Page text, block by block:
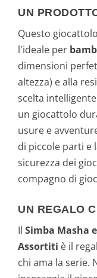
UN
Questo
l'ideale per
dimensioni
altezza) e alla
scelta
un giocattolo
usure e
di piccole parti e
sicurezza dei
compagno di
UN REGALO
Il Simba Masha
Assortiti è il
chi ama la serie.